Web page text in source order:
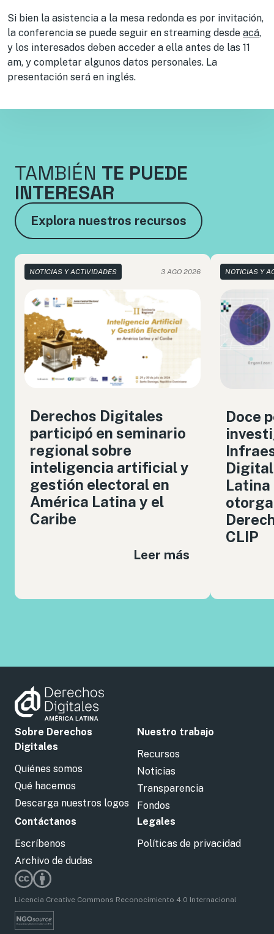
Si bien la asistencia a la mesa redonda es por invitación,
la conferencia se puede seguir en streaming desde acá,
y los interesados deben acceder a ella antes de las 11
am, y completar algunos datos personales. La
presentación será en inglés.
TAMBIÉN TE PUEDE
INTERESAR
Explora nuestros recursos
NOTICIAS Y ACTIVIDADES 3 AGO 2026
Derechos Digitales
participó en seminario
regional sobre
inteligencia artificial y
gestión electoral en
América Latina y el
Caribe
Leer más
NOTICIAS Y
Doce
Latina
CLIP
Sobre Derechos
Digitales
Quiénes somos
Qué hacemos
Descarga nuestros logos
Nuestro trabajo
Recursos
Noticias
Transparencia
Fondos
Contáctanos
Escríbenos
Archivo de dudas
Legales
Políticas de privacidad
Licencia Creative Commons Reconocimiento 4.0 Internacional